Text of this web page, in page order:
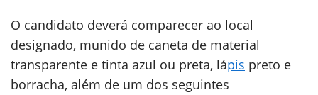
O candidato deverá comparecer ao local
designado, munido de caneta de material
transparente e tinta azul ou preta, lápis preto e
borracha, além de um dos seguintes